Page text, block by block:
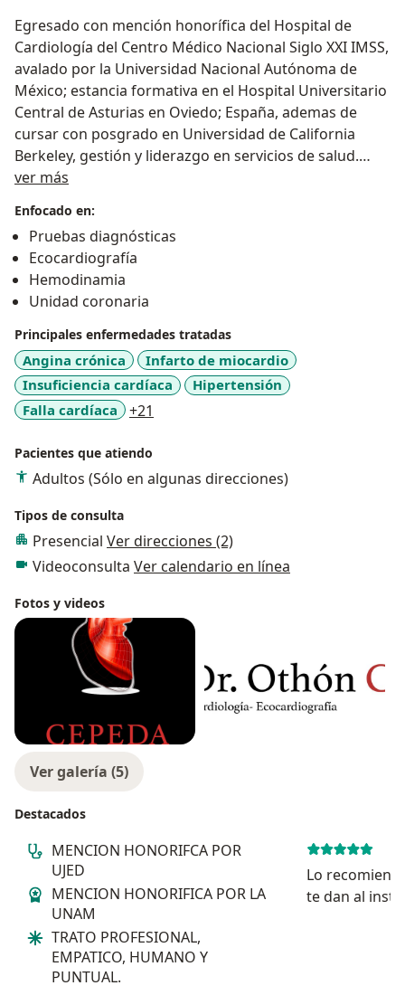
Egresado con mención honorífica del Hospital de
Cardiología del Centro Médico Nacional Siglo XXI IMSS,
avalado por la Universidad Nacional Autónoma de
México; estancia formativa en el Hospital Universitario
Central de Asturias en Oviedo; España, ademas de
cursar con posgrado en Universidad de California
Berkeley, gestión y liderazgo en servicios de salud.
Certificado por el Consejo Mexicano de Cardiología.
ver más
Enfocado en:
Pruebas diagnósticas
Ecocardiografía
Hemodinamia
Unidad coronaria
Principales enfermedades tratadas
Angina crónica
Infarto de miocardio
Insuficiencia cardíaca
Hipertensión
Falla cardíaca
+21
Pacientes que atiendo
Adultos (Sólo en algunas direcciones)
Tipos de consulta
Presencial Ver direcciones (2)
Videoconsulta Ver calendario en línea
Fotos y videos
Ver galería (5)
Destacados
MENCION HONORIFCA POR
UJED
MENCION HONORIFICA POR LA
UNAM
TRATO PROFESIONAL,
EMPATICO, HUMANO Y
PUNTUAL.
Lo
te dan al